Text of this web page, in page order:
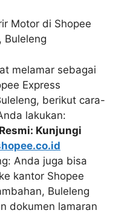
Motor di Shopee
Buleleng
melamar sebagai
Express
berikut cara-
lakukan:
Kunjungi
Anda juga bisa
kantor Shopee
Buleleng
dokumen lamaran